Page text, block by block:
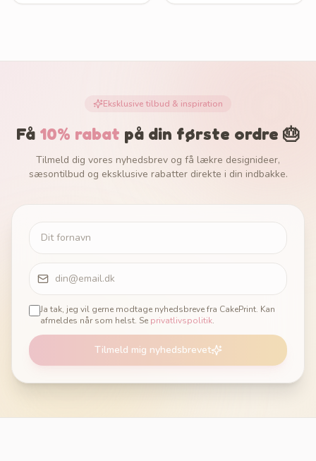
Eksklusive tilbud & inspiration
Få 10% rabat på din første ordre 🎂
Tilmeld dig vores nyhedsbrev og få lækre designideer,
sæsontilbud og eksklusive rabatter direkte i din indbakke.
Ja tak, jeg vil gerne modtage nyhedsbreve fra CakePrint. Kan
afmeldes når som helst. Se privatlivspolitik.
Tilmeld mig nyhedsbrevet